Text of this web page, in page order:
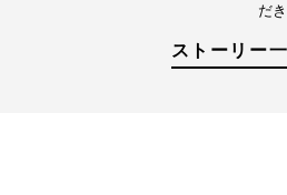
だ
ストーリー